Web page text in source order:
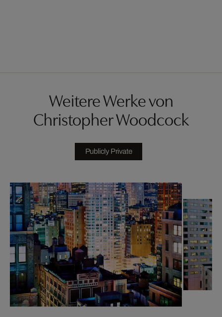
Weitere Werke von
Christopher Woodcock
Publicly Private